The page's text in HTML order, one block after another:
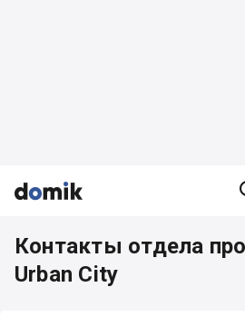



Контакты отдела
Urban City